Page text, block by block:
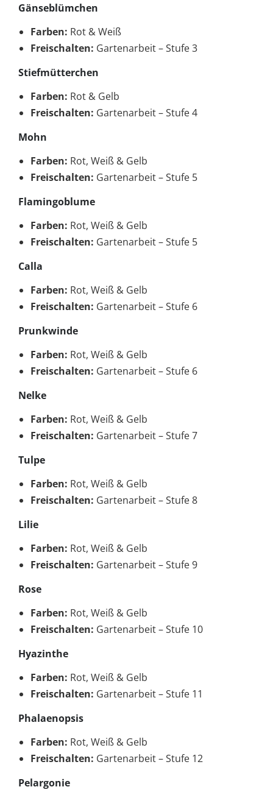
Gänseblümchen
Farben: Rot & Weiß
Freischalten: Gartenarbeit – Stufe 3
Stiefmütterchen
Farben: Rot & Gelb
Freischalten: Gartenarbeit – Stufe 4
Mohn
Farben: Rot, Weiß & Gelb
Freischalten: Gartenarbeit – Stufe 5
Flamingoblume
Farben: Rot, Weiß & Gelb
Freischalten: Gartenarbeit – Stufe 5
Calla
Farben: Rot, Weiß & Gelb
Freischalten: Gartenarbeit – Stufe 6
Prunkwinde
Farben: Rot, Weiß & Gelb
Freischalten: Gartenarbeit – Stufe 6
Nelke
Farben: Rot, Weiß & Gelb
Freischalten: Gartenarbeit – Stufe 7
Tulpe
Farben: Rot, Weiß & Gelb
Freischalten: Gartenarbeit – Stufe 8
Lilie
Farben: Rot, Weiß & Gelb
Freischalten: Gartenarbeit – Stufe 9
Rose
Farben: Rot, Weiß & Gelb
Freischalten: Gartenarbeit – Stufe 10
Hyazinthe
Farben: Rot, Weiß & Gelb
Freischalten: Gartenarbeit – Stufe 11
Phalaenopsis
Farben: Rot, Weiß & Gelb
Freischalten: Gartenarbeit – Stufe 12
Pelargonie